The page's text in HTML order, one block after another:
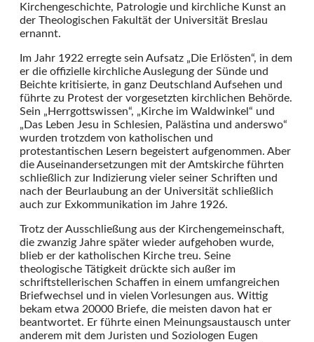
Kirchengeschichte, Patrologie und kirchliche Kunst an
der Theologischen Fakultät der Universität Breslau
ernannt.
Im Jahr 1922 erregte sein Aufsatz „Die Erlösten“, in dem
er die offizielle kirchliche Auslegung der Sünde und
Beichte kritisierte, in ganz Deutschland Aufsehen und
führte zu Protest der vorgesetzten kirchlichen Behörde.
Sein „Herrgottswissen“, „Kirche im Waldwinkel“ und
„Das Leben Jesu in Schlesien, Palästina und anderswo“
wurden trotzdem von katholischen und
protestantischen Lesern begeistert aufgenommen. Aber
die Auseinandersetzungen mit der Amtskirche führten
schließlich zur Indizierung vieler seiner Schriften und
nach der Beurlaubung an der Universität schließlich
auch zur Exkommunikation im Jahre 1926.
Trotz der Ausschließung aus der Kirchengemeinschaft,
die zwanzig Jahre später wieder aufgehoben wurde,
blieb er der katholischen Kirche treu. Seine
theologische Tätigkeit drückte sich außer im
schriftstellerischen Schaffen in einem umfangreichen
Briefwechsel und in vielen Vorlesungen aus. Wittig
bekam etwa 20000 Briefe, die meisten davon hat er
beantwortet. Er führte einen Meinungsaustausch unter
anderem mit dem Juristen und Soziologen Eugen